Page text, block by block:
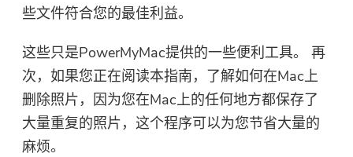
些文件符合您的最佳利益。
这些只是PowerMyMac提供的一些便利工具。 再
次，如果您正在阅读本指南，了解如何在Mac上
删除照片，因为您在Mac上的任何地方都保存了
大量重复的照片，这个程序可以为您节省大量的
麻烦。